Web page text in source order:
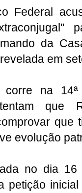
Federal
da
em
na
que
que
evolução
no dia
petição